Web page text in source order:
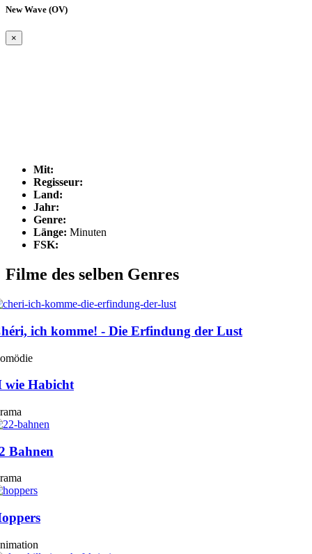
New Wave (OV)
×
Mit:
Regisseur:
Land:
Jahr:
Genre:
Länge: Minuten
FSK:
Filme des selben Genres
ich komme! - Die Erfindung der Lust
wie Habicht
Bahnen